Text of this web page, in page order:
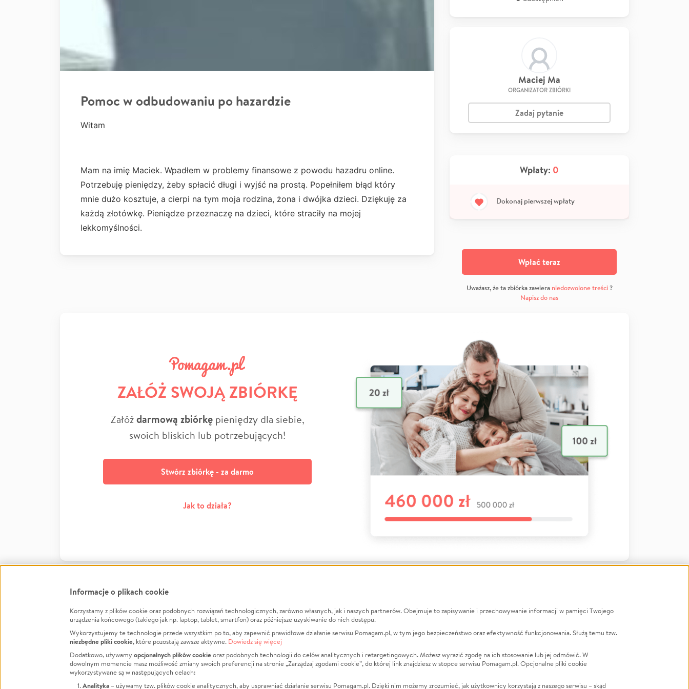
Pomoc w odbudowaniu po hazardzie
Witam
Mam na imię Maciek. Wpadłem w problemy finansowe z powodu hazadru online.
Potrzebuję pieniędzy, żeby spłacić długi i wyjść na prostą. Popełniłem błąd który
mnie dużo kosztuje, a cierpi na tym moja rodzina, żona i dwójka dzieci. Dziękuję za
każdą złotówkę. Pieniądze przeznaczę na dzieci, które straciły na mojej
lekkomyślności.
Maciej Ma
ORGANIZATOR ZBIÓRKI
Zadaj pytanie
Wpłaty: 0
Dokonaj pierwszej wpłaty
Wpłać teraz
Uważasz, że ta zbiórka zawiera niedozwolone treści?
Napisz do nas
ZAŁÓŻ SWOJĄ ZBIÓRKĘ
Załóżdarmową zbiórkępieniędzy dla siebie,
swoich bliskich lub potrzebujących!
Stwórz zbiórkę - za darmo
Jak to działa?
FacebookTwitter Instagram
LinkedInTikTok Youtube
Informacje
Jak to działa?
Regulamin
Polityka Prywatności
O nas
Opinie
Raporty
Za darmo
Zbieraj na
Leczenie
Zwierzęta
Pożar
LGBTQ+
Powódź
Wichura
Informacje o plikach cookie
Korzystamy z plików cookie oraz podobnych rozwiązań technologicznych, zarówno własnych, jak i naszych partnerów. Obejmuje to zapisywanie i przechowywanie informacji w pamięci Twojego
urządzenia końcowego (takiego jak np. laptop, tablet, smartfon) oraz późniejsze uzyskiwanie do nich dostępu.
Wykorzystujemy te technologie przede wszystkim po to, aby zapewnić prawidłowe działanie serwisu Pomagam.pl, w tym jego bezpieczeństwo oraz efektywność funkcjonowania. Służą temu tzw.
niezbędne pliki cookie, które pozostają zawsze aktywne. Dowiedz się więcej
Dodatkowo, używamy opcjonalnych plików cookieoraz podobnych technologii do celów analitycznych i retargetingowych. Możesz wyrazić zgodę na ich stosowanie lub jej odmówić. W
dowolnym momencie masz możliwość zmiany swoich preferencji na stronie „Zarządzaj zgodami cookie”, do której link znajdziesz w stopce serwisu Pomagam.pl. Opcjonalne pliki cookie
wykorzystywane są w następujących celach:
Analityka – używamy tzw. plików cookie analitycznych, aby usprawniać działanie serwisu Pomagam.pl. Dzięki nim możemy zrozumieć, jak użytkownicy korzystają z naszego serwisu – skąd